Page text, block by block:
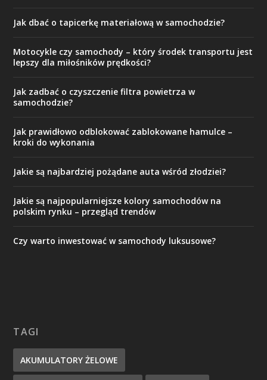
Jak dbać o tapicerkę materiałową w samochodzie?
Motocykle czy samochody – który środek transportu jest
lepszy dla miłośników prędkości?
Jak zadbać o czyszczenie filtra powietrza w
samochodzie?
Jak prawidłowo odblokować zablokowane hamulce –
kroki do wykonania
Jakie są najbardziej pożądane auta wśród złodziei?
Jakie są najpopularniejsze kolory samochodów na
polskim rynku – przegląd trendów
Czy warto inwestować w samochody luksusowe?
TAGI
AKUMULATORY ŻELOWE